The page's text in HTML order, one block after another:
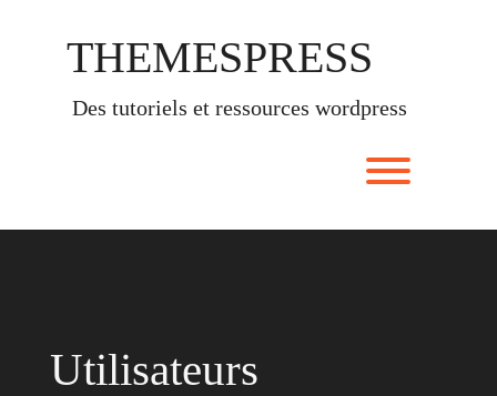
THEMESPRESS
des tutoriels et ressources wordpress
Utilisateurs